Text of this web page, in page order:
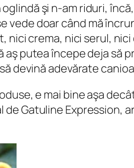
şi n-am riduri,
vede doar când mă
nici crema, nici serul,
aş putea începe deja să
devină adevărate
e mai bine aşa
Gatuline Expression,